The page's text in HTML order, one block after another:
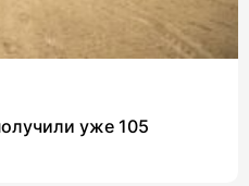
уже 105